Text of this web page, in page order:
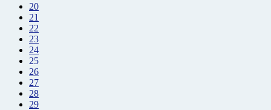
20
21
22
23
24
25
26
27
28
29